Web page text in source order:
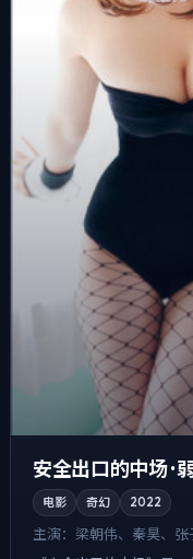
安全出口的中场 ·
电影 奇幻 2022
主演： 梁朝伟、秦昊、